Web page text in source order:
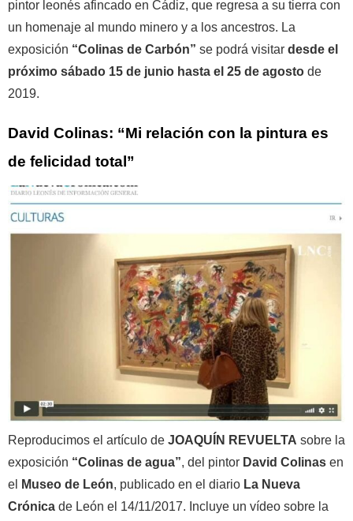
pintor leonés afincado en Cádiz, que regresa a su tierra con
un homenaje al mundo minero y a los ancestros. La
exposición “Colinas de Carbón” se podrá visitar desde el
próximo sábado 15 de junio hasta el 25 de agosto de
2019.
David Colinas: “Mi relación con la pintura es
de felicidad total”
Reproducimos el artículo de JOAQUÍN REVUELTA sobre la
exposición “Colinas de agua”, del pintor David Colinas en
el
Museo de León, publicado en el diario La Nueva
Crónica de León el 14/11/2017. Incluye un vídeo sobre la